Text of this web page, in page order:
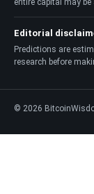
entire capital may be
Editorial
Predictions are
research before
© 2026